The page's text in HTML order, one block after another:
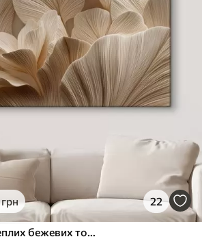
грн 22
Рельєфні листя в теплих бежевих тонах